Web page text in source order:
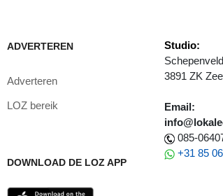
ADVERTEREN
Adverteren
LOZ bereik
DOWNLOAD DE LOZ APP
Studio:
3891 ZK
Email:
085-
+31 85